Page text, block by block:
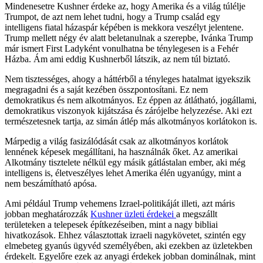
Mindenesetre Kushner érdeke az, hogy Amerika és a világ túlélje
Trumpot, de azt nem lehet tudni, hogy a Trump család egy
intelligens fiatal házaspár képében is mekkora veszélyt jelentene.
Trump mellett négy év alatt beletanulnak a szerepbe, Ivánka Trump
már ismert First Ladyként vonulhatna be ténylegesen is a Fehér
Házba. Ám ami eddig Kushnerből látszik, az nem túl biztató.
Nem tisztességes, ahogy a háttérből a tényleges hatalmat igyekszik
megragadni és a saját kezében összpontosítani. Ez nem
demokratikus és nem alkotmányos. Ez éppen az átlátható, jogállami,
demokratikus viszonyok kijátszása és zárójelbe helyzezése. Aki ezt
természetesnek tartja, az simán átlép más alkotmányos korlátokon is.
Márpedig a világ fasizálódását csak az alkotmányos korlátok
lennének képesek megállítani, ha használnák őket. Az amerikai
Alkotmány tisztelete nélkül egy másik gátlástalan ember, aki még
intelligens is, életveszélyes lehet Amerika élén ugyanúgy, mint a
nem beszámítható apósa.
Ami például Trump vehemens Izrael-politikáját illeti, azt máris
jobban meghatározzák Kushner üzleti érdekei a megszállt
területeken a telepesek építkezéseiben, mint a nagy bibliai
hivatkozások. Ehhez választottak izraeli nagykövetet, szintén egy
elmebeteg gyanús ügyvéd személyében, aki ezekben az üzletekben
érdekelt. Egyelőre ezek az anyagi érdekek jobban dominálnak, mint